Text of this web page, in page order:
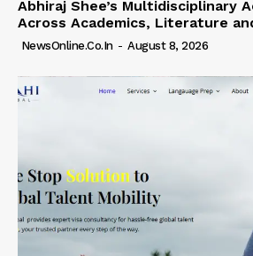
Abhiraj Shee’s Multidisciplinary
Across Academics, Literature
NewsOnline.co.in - August 8, 2026